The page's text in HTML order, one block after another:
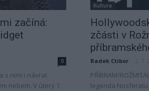
začíná:
0
s nimi i návrat
nebem. V úterý 1.
Kultura
zčásti v
Radek Ctibor
PŘÍBRAM/
legenda